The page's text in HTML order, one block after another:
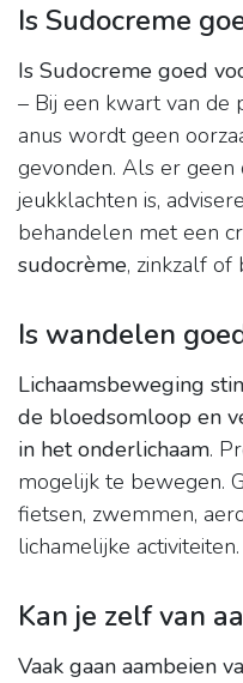
Is Sudocreme
Is Sudocreme goed
– Bij een kwart van de
anus wordt geen
gevonden. Als er geen
jeukklachten is,
behandelen met een
sudocrème, zinkzalf of
Is wandelen
Lichaamsbeweging
de bloedsomloop en
in het onderlichaam.
mogelijk te bewegen.
fietsen, zwemmen,
lichamelijke activiteiten.
Kan je zelf van
Vaak gaan aambeien